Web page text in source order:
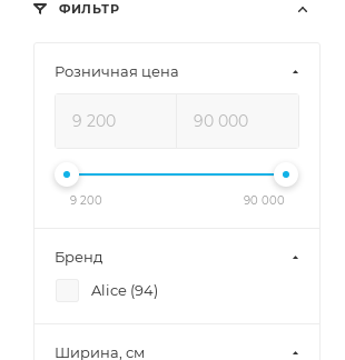
Сиденья 12
ФИЛЬТР
Розничная цена
9 200 90 000
Бренд
Alice (94)
Ширина, см